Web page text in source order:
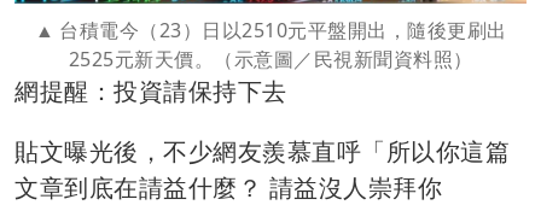
台積電今（23）日以2510元平盤開出，隨後更刷出
2525元新天價。（示意圖／民視新聞資料照）
網提醒：投資請保持下去
貼文曝光後，不少網友羨慕直呼「所以你這篇
文章到底在請益什麼？ 請益沒人崇拜你